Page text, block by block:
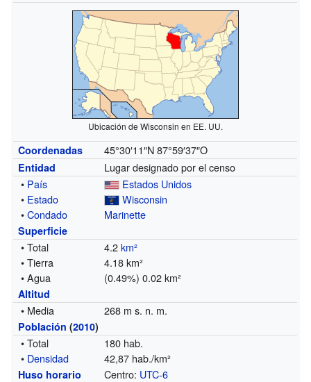
Ubicación de Wisconsin en EE. UU.
Coordenadas 45°30′11″N 87°59′37″O
Entidad
Lugar designado por el censo
• País
Estados Unidos
• Estado
Wisconsin
•Condado Marinette
Superficie
• Total 4.2km²
• Tierra
4.18 km²
• Agua
(0.49%) 0.02 km²
Altitud
• Media 268 m s. n. m.
Población (2010)
• Total
180 hab.
• Densidad 42,87 hab./km²
Huso horario Centro: UTC-6